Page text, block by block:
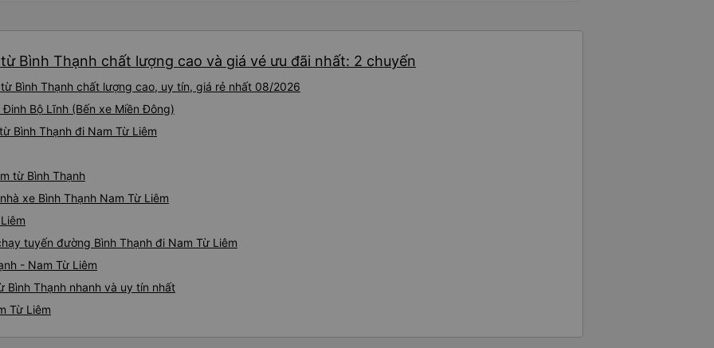
Bình Thạnh chất lượng cao và giá vé ưu đãi nhất: 2 chuyến
Bình Thạnh chất lượng cao, uy tín, giá rẻ nhất 08/2026
Bộ Lĩnh (Bến xe Miền Đông)
Bình Thạnh đi Nam Từ Liêm
từ Bình Thạnh
xe Bình Thạnh Nam Từ Liêm
tuyến đường Bình Thạnh đi Nam Từ Liêm
- Nam Từ Liêm
Bình Thạnh nhanh và uy tín nhất
Từ Liêm